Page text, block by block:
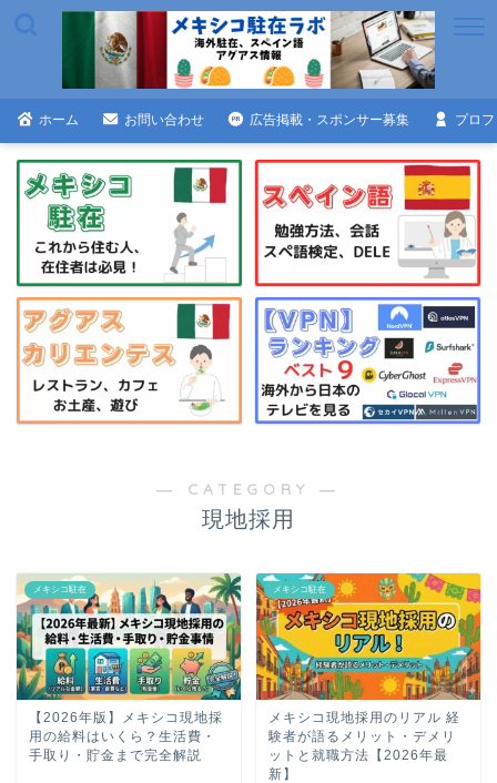
ホーム お問い合わせ 広告掲載・スポンサー募集 プロ
― CATEGORY ―
現地採用
メキシコ駐在
【2026年版】メキシコ現地採
用の給料はいくら？生活費・
手取り・貯金まで完全解説
メキシコ駐在
メキシコ現地採用のリアル 経
験者が語るメリット・デメリ
ットと就職方法【2026年最
新】